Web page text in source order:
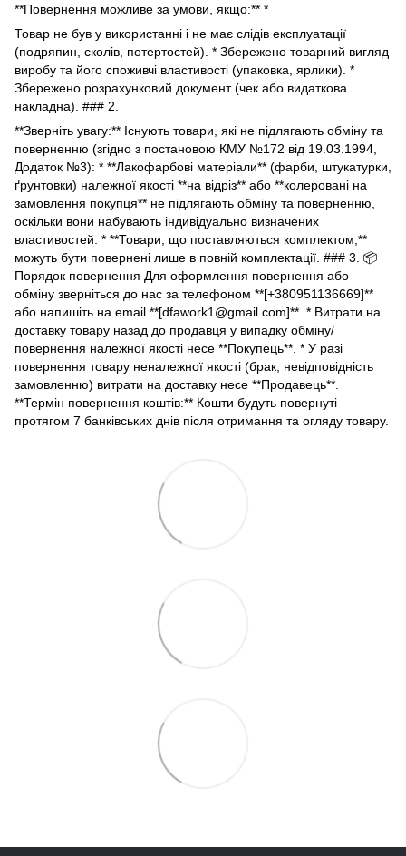
**Повернення можливе за умови, якщо:** *
Товар не був у використанні і не має слідів експлуатації
(подряпин, сколів, потертостей). * Збережено товарний вигляд
виробу та його споживчі властивості (упаковка, ярлики). *
Збережено розрахунковий документ (чек або видаткова
накладна). ### 2.
**Зверніть увагу:** Існують товари, які не підлягають обміну та
поверненню (згідно з постановою КМУ №172 від 19.03.1994,
Додаток №3): * **Лакофарбові матеріали** (фарби, штукатурки,
ґрунтовки) належної якості **на відріз** або **колеровані на
замовлення покупця** не підлягають обміну та поверненню,
оскільки вони набувають індивідуально визначених
властивостей. * **Товари, що поставляються комплектом,**
можуть бути повернені лише в повній комплектації. ### 3. 📦
Порядок повернення Для оформлення повернення або
обміну зверніться до нас за телефоном **[+380951136669]**
або напишіть на email **[dfawork1@gmail.com]**. * Витрати на
доставку товару назад до продавця у випадку обміну/
повернення належної якості несе **Покупець**. * У разі
повернення товару неналежної якості (брак, невідповідність
замовленню) витрати на доставку несе **Продавець**.
**Термін повернення коштів:** Кошти будуть повернуті
протягом 7 банківських днів після отримання та огляду товару.